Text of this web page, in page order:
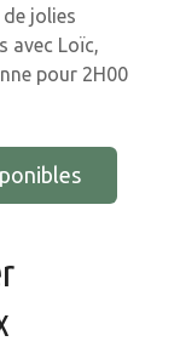
jolies
avec Loïc,
pour 2H00